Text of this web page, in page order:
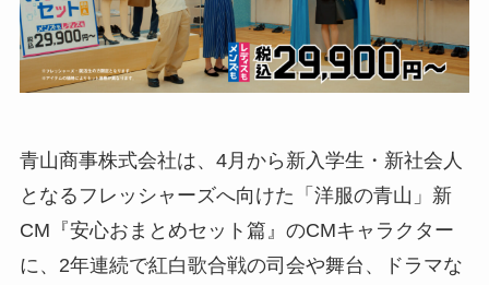
青山商事株式会社は、4月から新入学生・新社会人
となるフレッシャーズへ向けた「洋服の青山」新
CM『安心おまとめセット篇』のCMキャラクター
に、2年連続で紅白歌合戦の司会や舞台、ドラマな